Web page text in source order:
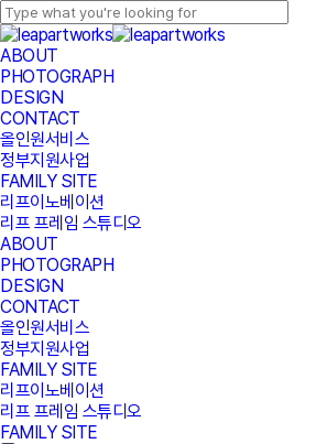
Skip
to
main
content
Close
Search
Menu
ABOUT
PHOTOGRAPH
DESIGN
CONTACT
올인원서비스
정부지원사업
FAMILY SITE
리프이노베이션
리프 프레임 스튜디오
ABOUT
PHOTOGRAPH
DESIGN
CONTACT
올인원서비스
정부지원사업
FAMILY SITE
리프이노베이션
리프 프레임 스튜디오
FAMILY SITE